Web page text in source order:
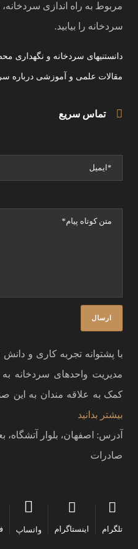
مربوط به راه اندازی
سردخانه را بیابید.
دانستنیهای سردخانه و نگهداری
مقالات علمی و آموزشی درباره
تماس سریع
با پشتوانه تجربه کاری و
مدیریت واحدهای سردخانه
کمک به علاقه مندان به این
بیشتر بدانید
صادرات
تلگرام اینستاگرام واتساپ